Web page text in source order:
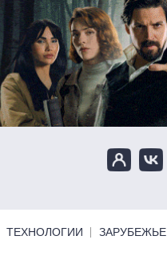
ТЕХНОЛОГИИ ЗАРУБЕЖЬЕ